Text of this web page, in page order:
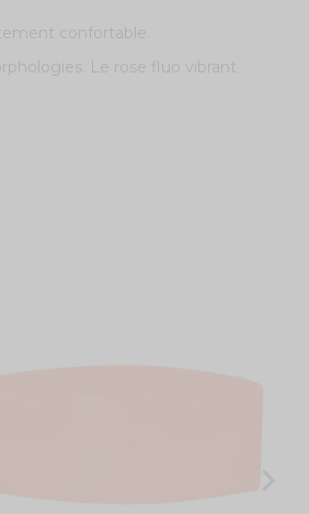
confortable.
Le rose fluo vibrant